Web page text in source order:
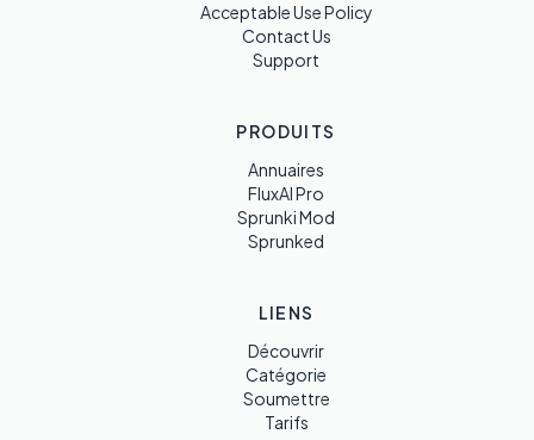
Acceptable Use Policy
Contact Us
Support
PRODUITS
Annuaires
FluxAI Pro
Sprunki Mod
Sprunked
LIENS
Découvrir
Catégorie
Soumettre
Tarifs